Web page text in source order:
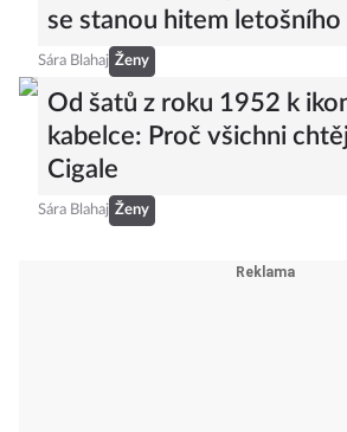
se stanou hitem letošního
Sára Blahaj Ženy
Od šatů z roku 1952 k
kabelce: Proč všichni
Cigale
Sára Blahaj Ženy